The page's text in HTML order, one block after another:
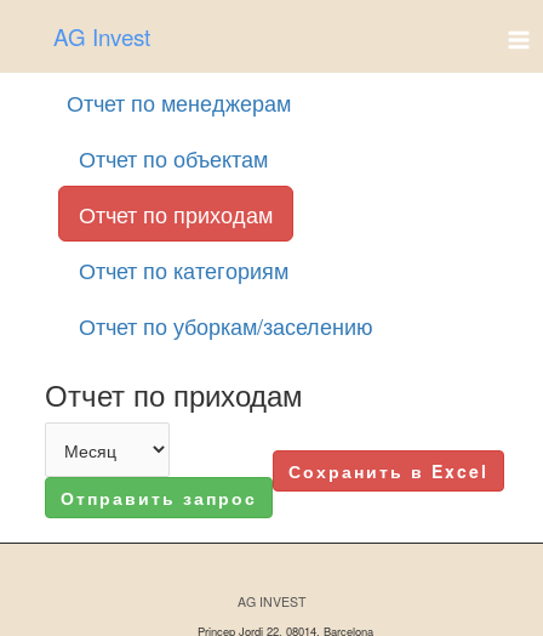
AG Invest
Отчет по менеджерам
Отчет по объектам
Отчет по приходам
Отчет по категориям
Отчет по уборкам/заселению
Отчет по приходам
Отправить запрос
Сохранить в Excel
AG INVEST
Princep Jordi 22, 08014, Barcelona